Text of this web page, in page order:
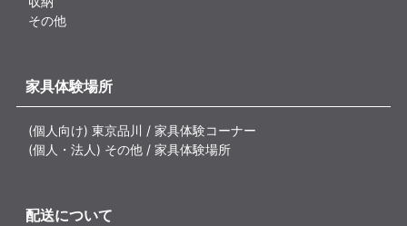
その他
家具体験場所
(個人向け) 東京品川 / 家具体験コーナー
(個人・法人) その他 / 家具体験場所
配送について